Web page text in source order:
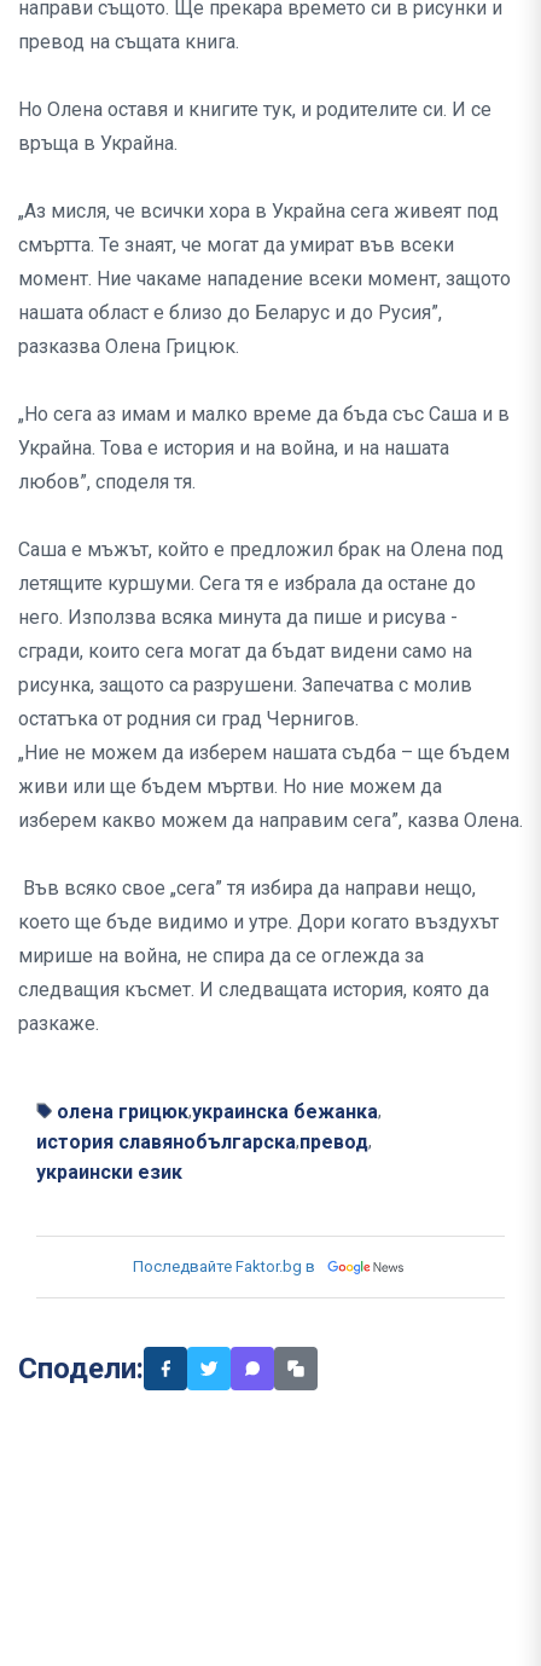
направи същото. Ще прекара времето си в рисунки и
превод на същата книга.
Но Олена оставя и книгите тук, и родителите си. И се
връща в Украйна.
„Аз мисля, че всички хора в Украйна сега живеят под
смъртта. Те знаят, че могат да умират във всеки
момент. Ние чакаме нападение всеки момент, защото
нашата област е близо до Беларус и до Русия”,
разказва Олена Грицюк.
„Но сега аз имам и малко време да бъда със Саша и в
Украйна. Това е история и на война, и на нашата
любов”, споделя тя.
Саша е мъжът, който е предложил брак на Олена под
летящите куршуми. Сега тя е избрала да остане до
него. Използва всяка минута да пише и рисува -
сгради, които сега могат да бъдат видени само на
рисунка, защото са разрушени. Запечатва с молив
остатъка от родния си град Чернигов.
„Ние не можем да изберем нашата съдба – ще бъдем
живи или ще бъдем мъртви. Но ние можем да
изберем какво можем да направим сега”, казва Олена.
Във всяко свое „сега” тя избира да направи нещо,
което ще бъде видимо и утре. Дори когато въздухът
мирише на война, не спира да се оглежда за
следващия късмет. И следващата история, която да
разкаже.
олена грицюк,украинска бежанка,
история славянобългарска,превод,
украински език
Последвайте Faktor.bg в
Сподели: